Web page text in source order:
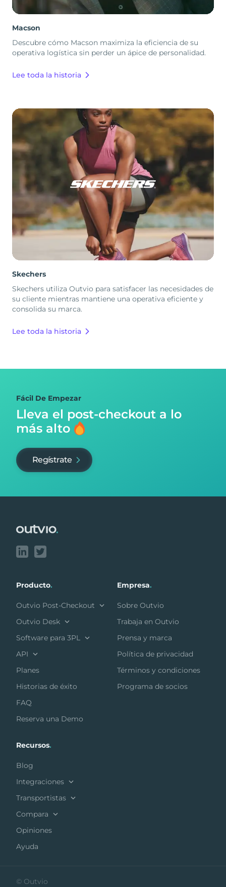
Macson
Descubre cómo Macson maximiza la eficiencia de su
operativa logística sin perder un ápice de personalidad.
Lee toda la historia
Skechers
Skechers utiliza Outvio para satisfacer las necesidades de
su cliente mientras mantiene una operativa eficiente y
consolida su marca.
Lee toda la historia
Fácil De Empezar
Lleva el post-checkout a lo
más alto
Regístrate
Producto.
Outvio Post-Checkout
Outvio Desk
Software para 3PL
API
Planes
Historias de éxito
FAQ
Reserva una Demo
Empresa.
Sobre Outvio
Trabaja en Outvio
Prensa y marca
Política de privacidad
Términos y condiciones
Programa de socios
Recursos.
Blog
Integraciones
Transportistas
Compara
Opiniones
Ayuda
© Outvio